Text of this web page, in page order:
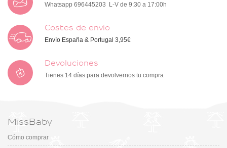
Whatsapp 696445203 L-V de 9:30 a 17:00h
Costes de envío
Envío España & Portugal 3,95€
Devoluciones
Tienes 14 días para devolvernos tu compra
MissBaby
Cómo comprar